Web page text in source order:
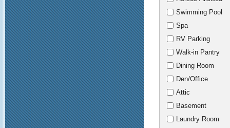
Swimming Pool
Spa
RV Parking
Walk-in Pantry
Dining Room
Den/Office
Attic
Basement
Laundry Room